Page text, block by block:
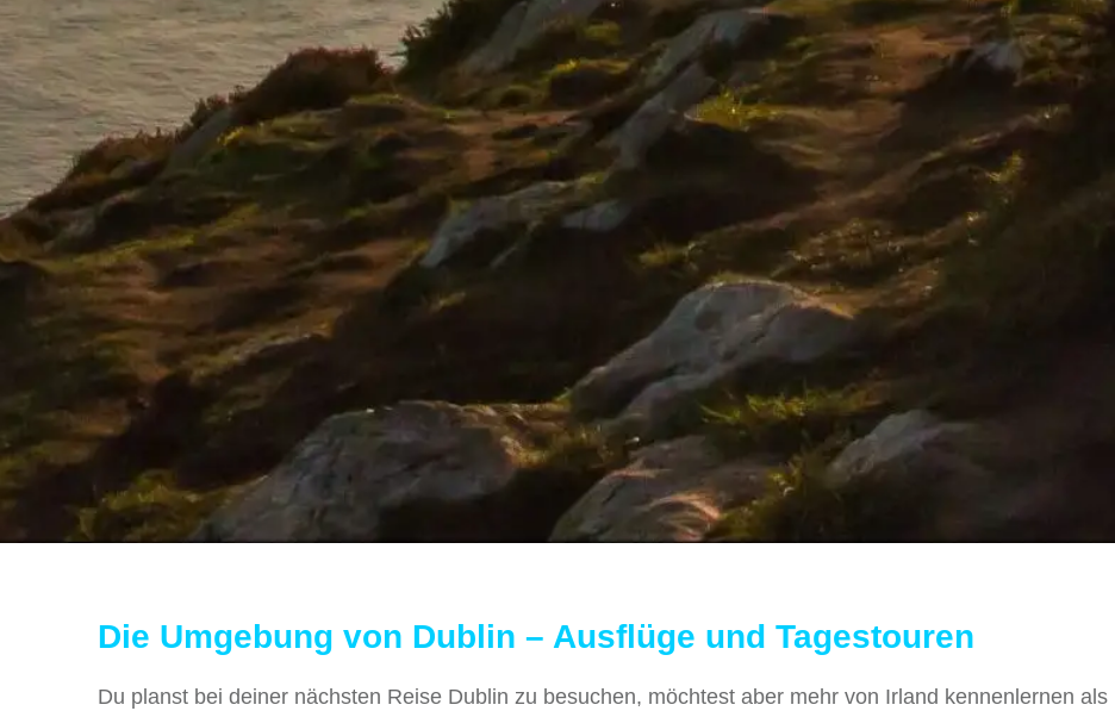
Die Umgebung von Dublin – Ausflüge und Tagestouren
Du planst bei deiner nächsten Reise Dublin zu besuchen, möchtest aber mehr von Irland kennenlernen als